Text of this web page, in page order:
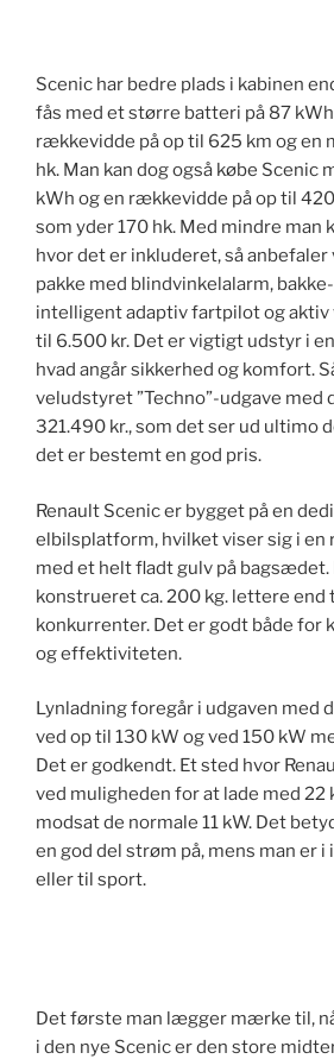
Scenic har bedre plads i kabinen
fås med et større batteri på 87
rækkevidde på op til 625 km og en
hk. Man kan dog også købe Scenic
kWh og en rækkevidde på op til
som yder 170 hk. Med mindre man
hvor det er inkluderet, så anbefaler
pakke med blindvinkelalarm,
intelligent adaptiv fartpilot og
til 6.500 kr. Det er vigtigt udstyr i
hvad angår sikkerhed og komfort.
veludstyret ”Techno”-udgave med
321.490 kr., som det ser ud ultimo
det er bestemt en god pris.
Renault Scenic er bygget på en
elbilsplatform, hvilket viser sig i en
med et helt fladt gulv på bagsædet.
konstrueret ca. 200 kg. lettere end
konkurrenter. Det er godt både for
og effektiviteten.
Lynladning foregår i udgaven med
ved op til 130 kW og ved 150 kW
Det er godkendt. Et sted hvor
ved muligheden for at lade med 22
modsat de normale 11 kW. Det
en god del strøm på, mens man er
eller til sport.
Det første man lægger mærke til,
i den nye Scenic er den store